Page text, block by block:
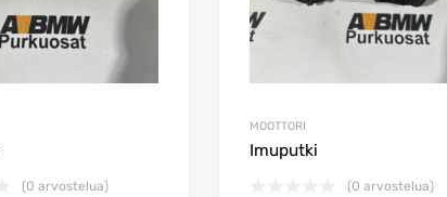
(0 arvostelua)
MOOTTORI
Imuputki
(0 arvostelua)